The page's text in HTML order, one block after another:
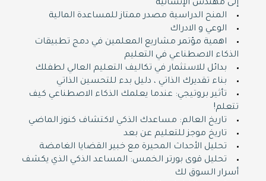
إلى مهندس الإنسانية
المنح الدراسية مصدر ممتاز للمساعدة المالية
الوعي و الادراك
اهمية مؤتمر مشاريع المعلمين في دمج تطبيقات
الذكاء الاصطناعي في التعليم
بدائل للاستثمار في تكاليف التعليم العالي لطفلك
بناء تقديرك الذاتي ، دليل بدء للتحسين الذاتي
تأثير بروتيجي: عندما يعلمك الذكاء الاصطناعي كيف
تتعلم!
تاريخ العالم: مساعدك الذكي لاكتشاف كنوز الماضي
تاريخ موجز للتعليم عن بعد
تحليل الأحداث المحيرة مع خبير القضايا الغامضة
تحليل قوى بورتر الخمس: المساعد الذكي الذي يكشف
أسرار السوق لك